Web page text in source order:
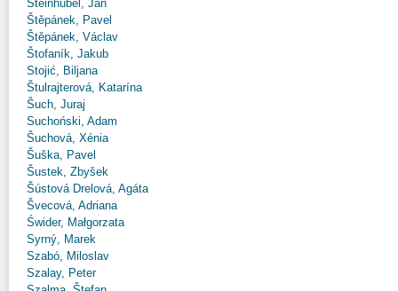
Steinhübel, Ján
Štěpánek, Pavel
Štěpánek, Václav
Štofaník, Jakub
Stojić, Biljana
Štulrajterová, Katarína
Šuch, Juraj
Suchoński, Adam
Šuchová, Xénia
Šuška, Pavel
Šustek, Zbyšek
Šústová Drelová, Agáta
Švecová, Adriana
Świder, Małgorzata
Syrný, Marek
Szabó, Miloslav
Szalay, Peter